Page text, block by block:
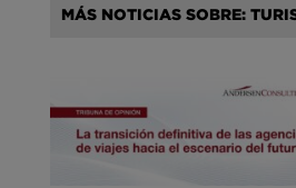
MÁS NOTICIAS SOBRE: